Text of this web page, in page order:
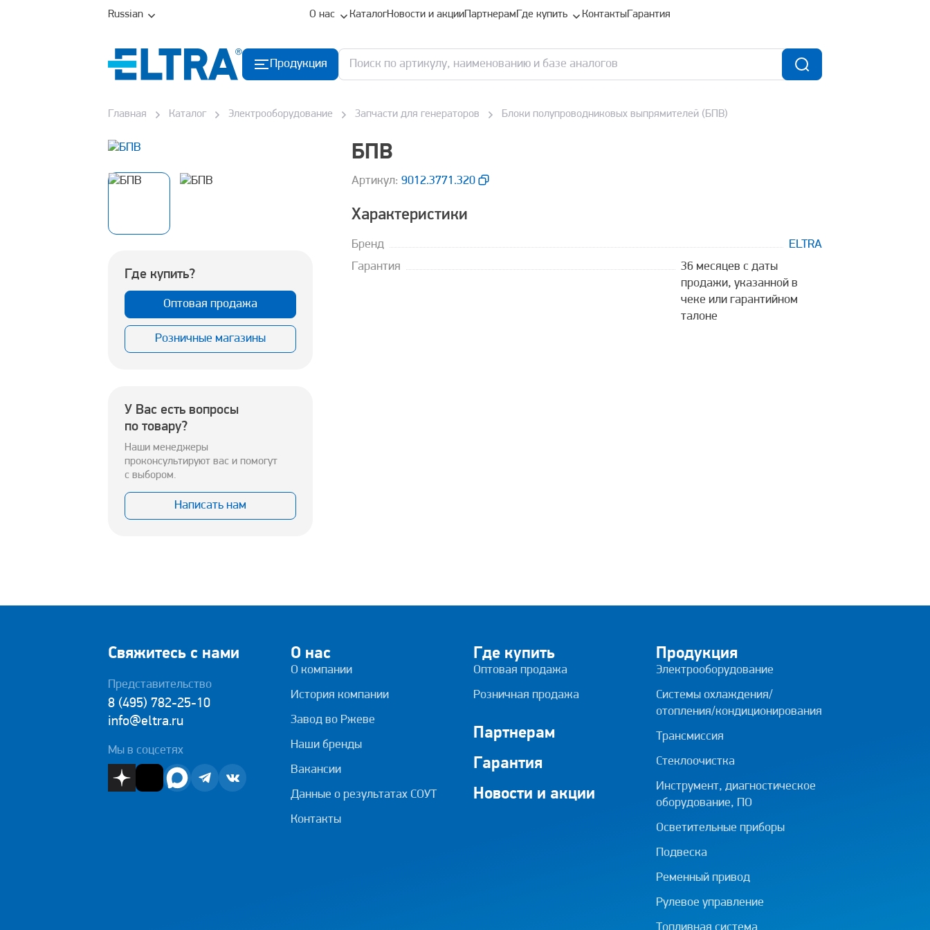
Russian О нас КаталогНовости и акцииПартнерам Где купить КонтактыГарантия
Продукция
Главная Каталог Электрооборудование Запчасти для генераторов Блоки полупроводниковых выпрямителей (БПВ)
Где купить?
Оптовая продажа
Розничные магазины
У Вас есть вопросы
по товару?
Наши менеджеры
проконсультируют вас и помогут
с выбором.
Написать нам
БПВ
Aртикул: 9012.3771.320
Характеристики
Бренд
ELTRA
Гарантия
36 месяцев с даты
продажи, указанной в
чеке или гарантийном
талоне
Свяжитесь с нами
Представительство
8 (495) 782-25-10
info@eltra.ru
Мы в соцсетях
О нас
О компании
История компании
Завод во Ржеве
Наши бренды
Вакансии
Данные о результатах СОУТ
Контакты
Где купить
Оптовая продажа
Розничная продажа
Партнерам
Гарантия
Новости и акции
Продукция
Электрооборудование
Системы охлаждения/
отопления/кондиционирования
Трансмиссия
Стеклоочистка
Инструмент, диагностическое
оборудование, ПО
Осветительные приборы
Подвеска
Ременный привод
Рулевое управление